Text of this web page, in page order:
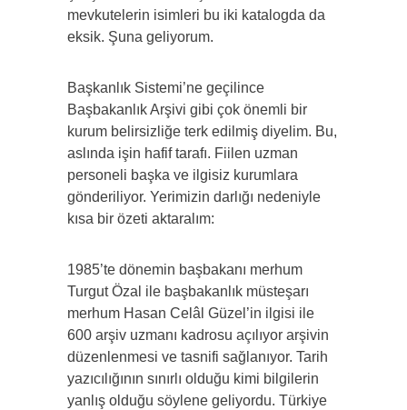
mevkutelerin isimleri bu iki katalogda da
eksik. Şuna geliyorum.
Başkanlık Sistemi’ne geçilince
Başbakanlık Arşivi gibi çok önemli bir
kurum belirsizliğe terk edilmiş diyelim. Bu,
aslında işin hafif tarafı. Fiilen uzman
personeli başka ve ilgisiz kurumlara
gönderiliyor. Yerimizin darlığı nedeniyle
kısa bir özeti aktaralım:
1985’te dönemin başbakanı merhum
Turgut Özal ile başbakanlık müsteşarı
merhum Hasan Celâl Güzel’in ilgisi ile
600 arşiv uzmanı kadrosu açılıyor arşivin
düzenlenmesi ve tasnifi sağlanıyor. Tarih
yazıcılığının sınırlı olduğu kimi bilgilerin
yanlış olduğu söylene geliyordu. Türkiye